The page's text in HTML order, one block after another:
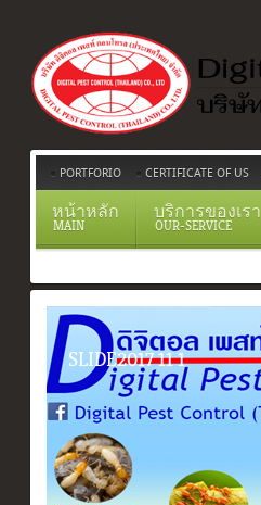
PORTFORIO CERTIFICATE OF US
หน้าหลัก
MAIN
บริการของเรา
OUR-SERVICE
SLIDE2017 11 1